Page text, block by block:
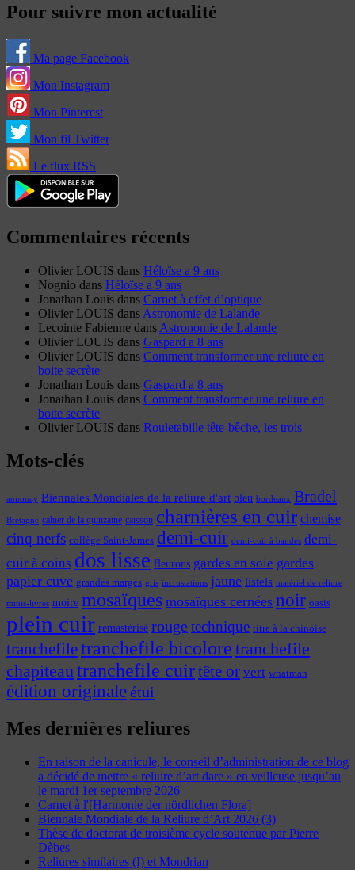
Pour suivre mon actualité
Ma page Facebook
Mon Instagram
Mon Pinterest
Mon fil Twitter
Le flux RSS
Commentaires récents
Olivier LOUIS dans Héloïse a 9 ans
Nognio dans Héloïse a 9 ans
Jonathan Louis dans Carnet à effet d’optique
Olivier LOUIS dans Astronomie de Lalande
Lecointe Fabienne dans Astronomie de Lalande
Olivier LOUIS dans Gaspard a 8 ans
Olivier LOUIS dans Comment transformer une reliure en
boite secrète
Jonathan Louis dans Gaspard a 8 ans
Jonathan Louis dans Comment transformer une reliure en
boite secrète
Olivier LOUIS dans Rouletabille tête-bêche, les trois
Mots-clés
annonay Biennales Mondiales de la reliure d'art bleu bordeaux Bradel
Bretagne cahier de la quinzaine caisson charnières en cuir chemise
cinq nerfs collège Saint-James demi-cuir demi-cuir à bandes demi-
cuir à coins dos lisse fleurons gardes en soie gardes
papier cuve grandes marges gris incrustations jaune listels matériel de reliure
minis-livres moire mosaïques mosaïques cernées noir oasis
plein cuir remastérisé rougetechnique titre à la chinoise
tranchefiletranchefile bicolore tranchefile
chapiteautranchefile cuirtête or vert whatman
édition originaleétui
Mes dernières reliures
En raison de la canicule, le conseil d’administration de ce blog
a décidé de mettre « reliure d’art dare » en veilleuse jusqu’au
le mardi 1er septembre 2026
Carnet à l'[Harmonie der nördlichen Flora]
Biennale Mondiale de la Reliure d’Art 2026 (3)
Thèse de doctorat de troisième cycle soutenue par Pierre
Dèbes
Reliures similaires (I) et Mondrian